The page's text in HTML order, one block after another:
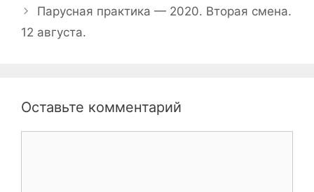
Парусная практика — 2020. Вторая смена.
12 августа.
Оставьте комментарий